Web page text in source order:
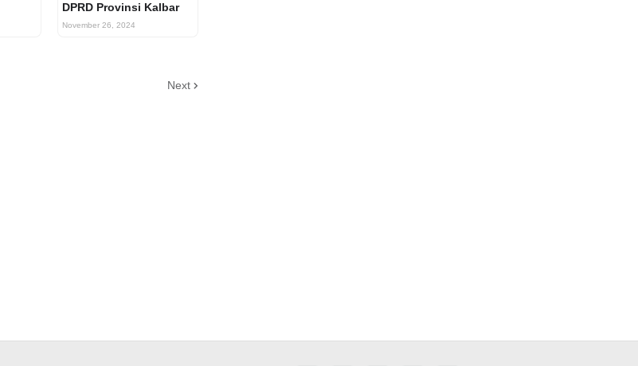
DPRD Provinsi Kalbar
November 26, 2024
Next